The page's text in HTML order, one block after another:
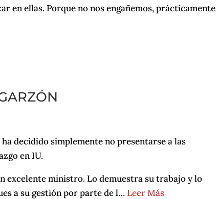
en ellas. Porque no nos engañemos, prácticamente
decidido simplemente no presentarse a las
en IU.
excelente ministro. Lo demuestra su trabajo y lo
a su gestión por parte de l… Leer Más